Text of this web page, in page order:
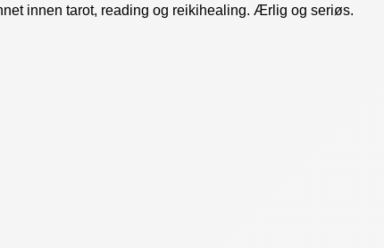
innen tarot, reading og reikihealing. Ærlig og seriøs.